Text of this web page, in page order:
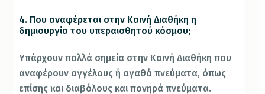
4. Που αναφέρεται στην Καινή Διαθήκη η
δημιουργία του υπεραισθητού κόσμου;
Υπάρχουν πολλά σημεία στην Καινή Διαθήκη που
αναφέρουν αγγέλους ή αγαθά πνεύματα, όπως
επίσης και διαβόλους και πονηρά πνεύματα.